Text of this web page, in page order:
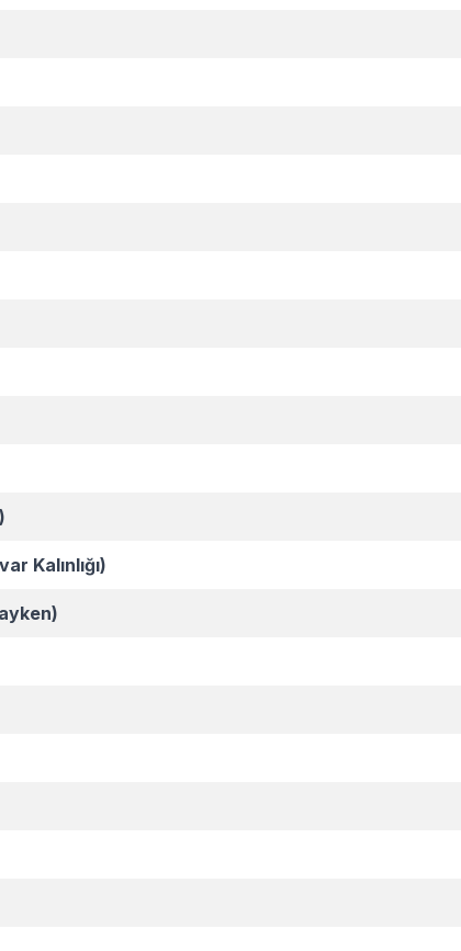
Kalınlığı)